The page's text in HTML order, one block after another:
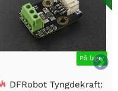

På lager
DFRobot Tyngdekraft: